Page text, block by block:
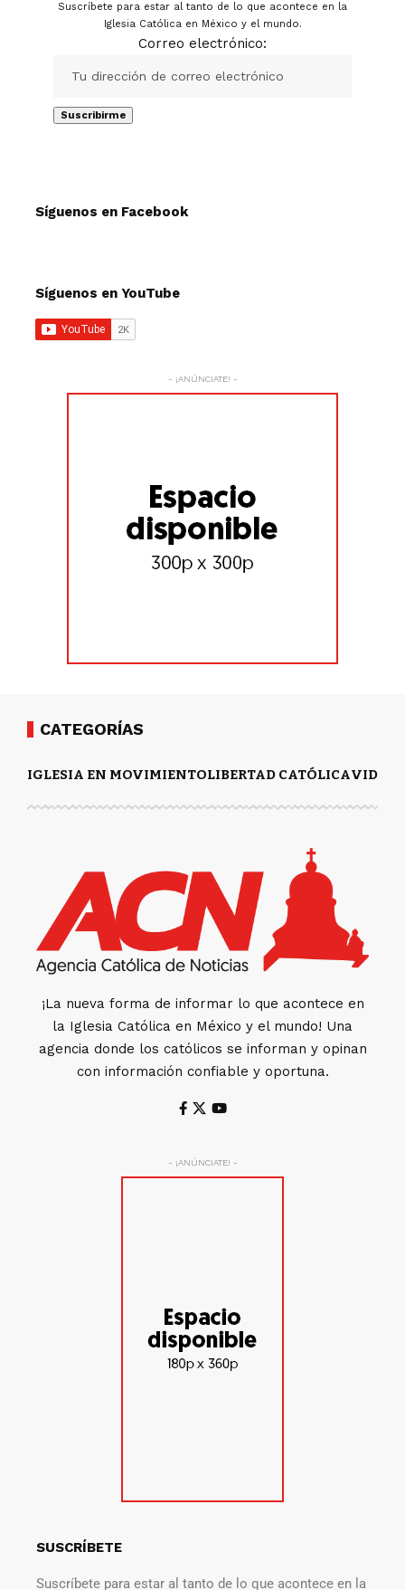
Suscríbete para estar al tanto de lo que acontece en la
Iglesia Católica en México y el mundo.
Correo electrónico:
Síguenos en Facebook
Síguenos en YouTube
- ¡ANÚNCIATE! -
CATEGORÍAS
IGLESIA EN MOVIMIENTOLIBERTAD CATÓLICAVIDA
¡La nueva forma de informar lo que acontece en
la Iglesia Católica en México y el mundo! Una
agencia donde los católicos se informan y opinan
con información confiable y oportuna.
- ¡ANÚNCIATE! -
SUSCRÍBETE
Suscríbete para estar al tanto de lo que acontece en la